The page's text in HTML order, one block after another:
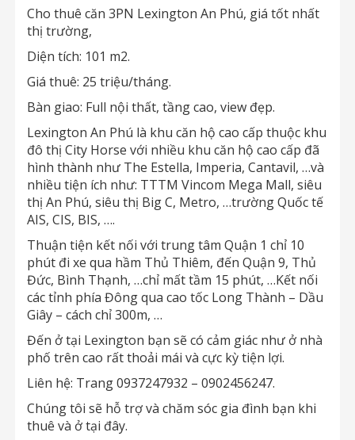
Cho thuê căn 3PN Lexington An Phú, giá tốt nhất
thị trường,
Diện tích: 101 m2.
Giá thuê: 25 triệu/tháng.
Bàn giao: Full nội thất, tầng cao, view đẹp.
Lexington An Phú là khu căn hộ cao cấp thuộc khu
đô thị City Horse với nhiều khu căn hộ cao cấp đã
hình thành như The Estella, Imperia, Cantavil, …và
nhiều tiện ích như: TTTM Vincom Mega Mall, siêu
thị An Phú, siêu thị Big C, Metro, …trường Quốc tế
AIS, CIS, BIS, ….
Thuận tiện kết nối với trung tâm Quận 1 chỉ 10
phút đi xe qua hầm Thủ Thiêm, đến Quận 9, Thủ
Đức, Bình Thạnh, …chỉ mất tầm 15 phút, …Kết nối
các tỉnh phía Đông qua cao tốc Long Thành – Dầu
Giây – cách chỉ 300m, …
Đến ở tại Lexington bạn sẽ có cảm giác như ở nhà
phố trên cao rất thoải mái và cực kỳ tiện lợi.
Liên hệ: Trang 0937247932 – 0902456247.
Chúng tôi sẽ hỗ trợ và chăm sóc gia đình bạn khi
thuê và ở tại đây.